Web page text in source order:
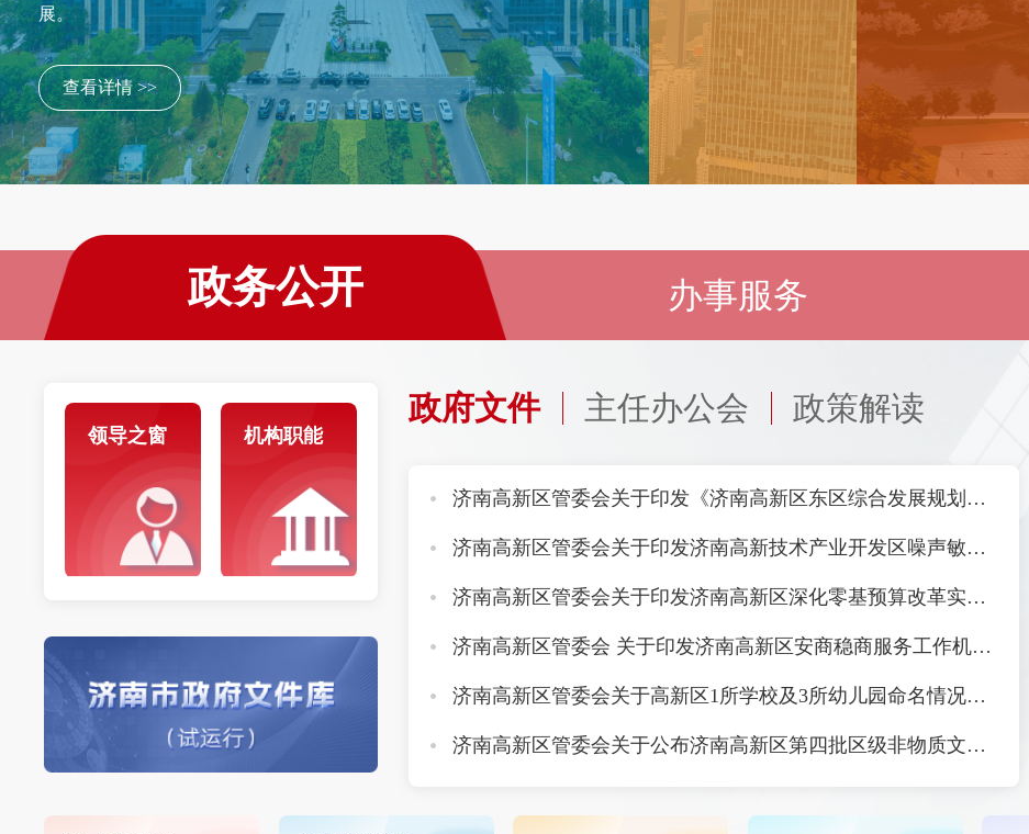
展。
查看详情 >>
政务公开 办事服务
领导之窗 机构职能
政府文件 主任办公会 政策解读
济南高新区管委会关于印发《济南高新区东区综合发展规划》的通知
济南高新区管委会关于印发济南高新技术产业开发区噪声敏感建筑物集中区域划分方案（试行）的通知
济南高新区管委会关于印发济南高新区深化零基预算改革实施方案的通知
济南高新区管委会 关于印发济南高新区安商稳商服务工作机制的通知
济南高新区管委会关于高新区1所学校及3所幼儿园命名情况的批复
济南高新区管委会关于公布济南高新区第四批区级非物质文化遗产代表性项目名录及第四批区级非物质文化遗产项目代表性传承人名单的通知